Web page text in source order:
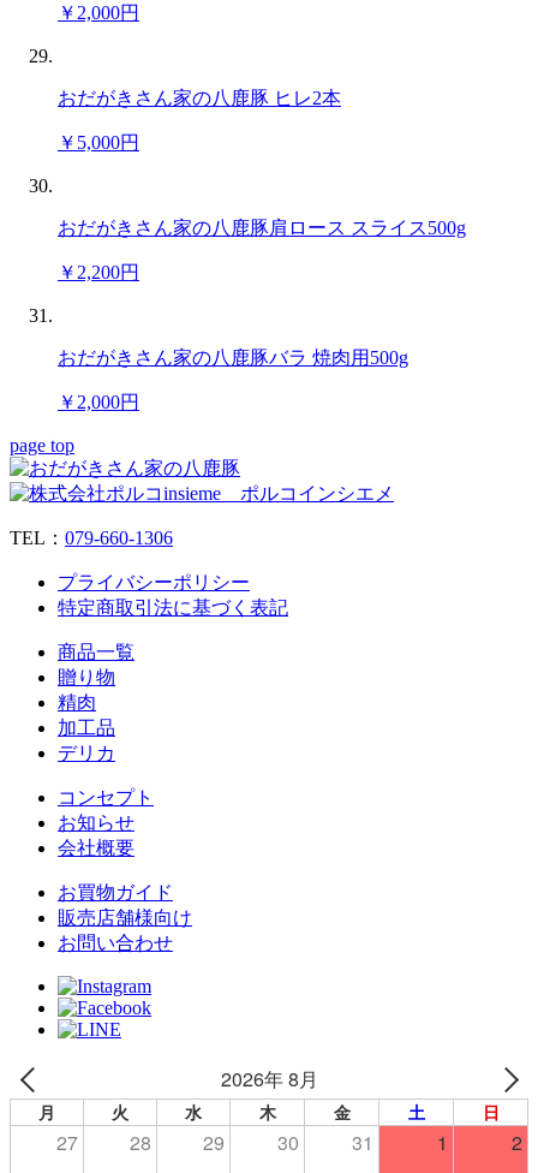
￥2,000円
おだがきさん家の八鹿豚 ヒレ2本
￥5,000円
おだがきさん家の八鹿豚肩ロース スライス500g
￥2,200円
おだがきさん家の八鹿豚バラ 焼肉用500g
￥2,000円
page top
TEL： 079‐660‐1306
プライバシーポリシー
特定商取引法に基づく表記
商品一覧
贈り物
精肉
加工品
デリカ
コンセプト
お知らせ
会社概要
お買物ガイド
販売店舗様向け
お問い合わせ
2026年 8月
月 火 水 木 金 土 日
27 28 29 30 31 1 2